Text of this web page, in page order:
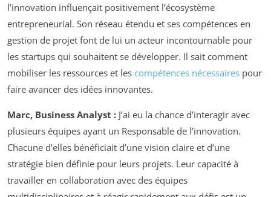
l’innovation influençait positivement l’écosystème
entrepreneurial. Son réseau étendu et ses compétences en
gestion de projet font de lui un acteur incontournable pour
les startups qui souhaitent se développer. Il sait comment
mobiliser les ressources et les compétences nécessaires pour
faire avancer des idées innovantes.
Marc, Business Analyst : J’ai eu la chance d’interagir avec
plusieurs équipes ayant un Responsable de l’innovation.
Chacune d’elles bénéficiait d’une vision claire et d’une
stratégie bien définie pour leurs projets. Leur capacité à
travailler en collaboration avec des équipes